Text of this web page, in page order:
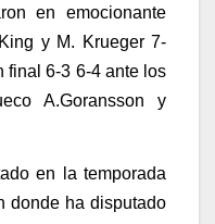
en emocionante
y M. Krueger 7-
final 6-3 6-4 ante los
A.Goransson y
en la temporada
donde ha disputado